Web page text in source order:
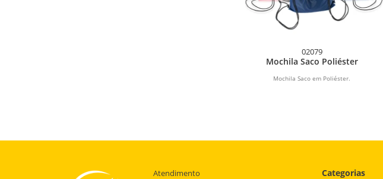
02079
Mochila Saco Poliéster
Mochila Saco em Poliéster.
Atendimento
Categorias